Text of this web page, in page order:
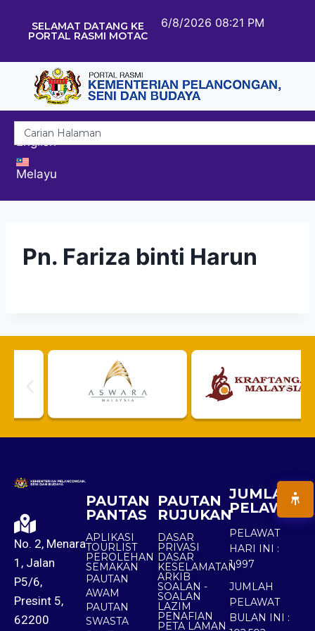
SELAMAT DATANG KE
PORTAL RASMI MOTAC
6/8/2026 08:21 PM
English
Melayu
Pn. Fariza binti Harun
No. 2, Menara
1, Jalan
P5/6,
Presint 5,
62200
PAUTAN
PANTAS
APLIKASI
TOURLIST
PEROLEHAN
SEMAKAN
PAUTAN
AWAM
PAUTAN
SWASTA
PAUTAN
RUJUKAN
DASAR
PRIVASI
DASAR
KESELAMATAN
ARKIB
SOALAN -
SOALAN
LAZIM
PENAFIAN
PETA LAMAN
JUMLAH
PELAWAT
PELAWAT
HARI INI :
1,997
JUMLAH
PELAWAT
BULAN INI :